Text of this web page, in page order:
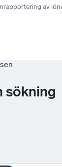
av
sökning